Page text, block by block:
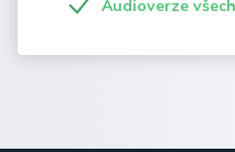
Audioverze